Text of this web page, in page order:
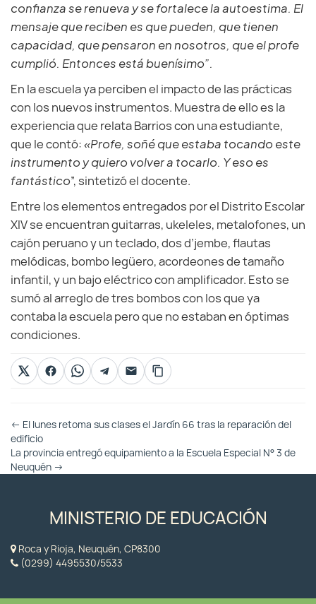
confianza se renueva y se fortalece la autoestima. El
mensaje que reciben es que pueden, que tienen
capacidad, que pensaron en nosotros, que el profe
cumplió. Entonces está buenísimo”.
En la escuela ya perciben el impacto de las prácticas
con los nuevos instrumentos. Muestra de ello es la
experiencia que relata Barrios con una estudiante,
que le contó:«Profe, soñé que estaba tocando este
instrumento y quiero volver a tocarlo. Y eso es
fantástico”, sintetizó el docente.
Entre los elementos entregados por el Distrito Escolar
XIV se encuentran guitarras, ukeleles, metalofones, un
cajón peruano y un teclado, dos d’jembe, flautas
melódicas, bombo legüero, acordeones de tamaño
infantil, y un bajo eléctrico con amplificador. Esto se
sumó al arreglo de tres bombos con los que ya
contaba la escuela pero que no estaban en óptimas
condiciones.
Otras
Entradas
← El lunes retoma sus clases el Jardín 66 tras la reparación del
edificio
La provincia entregó equipamiento a la Escuela Especial N° 3 de
Neuquén →
MINISTERIO DE EDUCACIÓN
Roca y Rioja, Neuquén, CP8300
(0299) 4495530/5533